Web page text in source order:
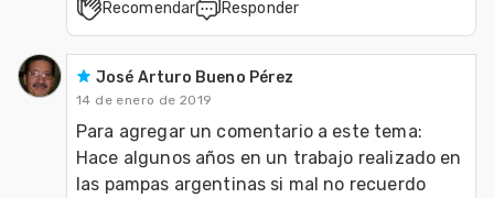
Recomendar Responder
José Arturo Bueno Pérez
14 de enero de 2019
Para agregar un comentario a este tema:
Hace algunos años en un trabajo realizado en
las pampas argentinas si mal no recuerdo